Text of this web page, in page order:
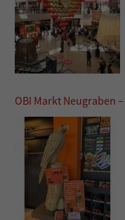
OBI Markt Neugraben